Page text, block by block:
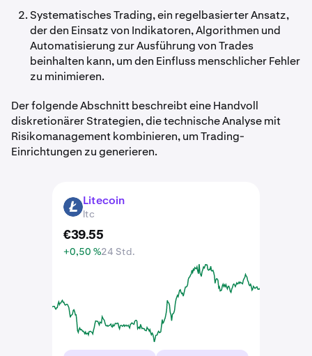
Systematisches Trading, ein regelbasierter Ansatz,
der den Einsatz von Indikatoren, Algorithmen und
Automatisierung zur Ausführung von Trades
beinhalten kann, um den Einfluss menschlicher Fehler
zu minimieren.
Der folgende Abschnitt beschreibt eine Handvoll
diskretionärer Strategien, die technische Analyse mit
Risikomanagement kombinieren, um Trading-
Einrichtungen zu generieren.
LTC Litecoin
ltc
€39.55
+0,50 %24 Std.